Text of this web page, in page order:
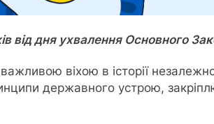
від дня ухвалення Основного
віхою в історії
державного устрою,